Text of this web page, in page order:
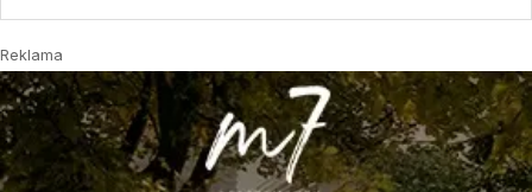
Reklama